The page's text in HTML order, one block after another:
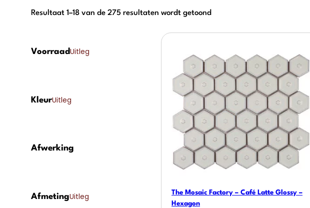
Resultaat 1–18 van de 275 resultaten wordt getoond
VoorraadUitleg
KleurUitleg
Afwerking
AfmetingUitleg
The Mosaic Factory – Café Latte Glossy –
Hexagon